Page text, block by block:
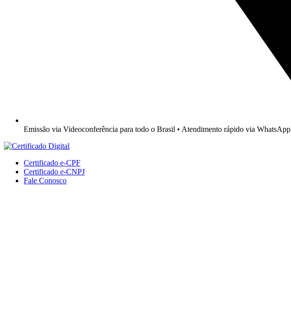
Emissão via Videoconferência para todo o Brasil • Atendimento rápido via WhatsApp
Certificado e-CPF
Certificado e-CNPJ
Fale Conosco